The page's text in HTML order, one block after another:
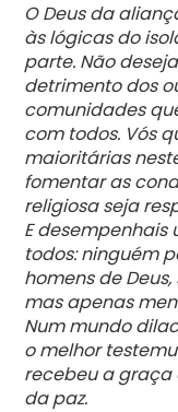
O Deus da
às lógicas do
parte. Não
detrimento dos
comunidades
com todos. Vós
maioritárias
fomentar as
religiosa seja
E
todos: ninguém
homens de
mas apenas
Num mundo
o melhor
recebeu a graça
da paz.